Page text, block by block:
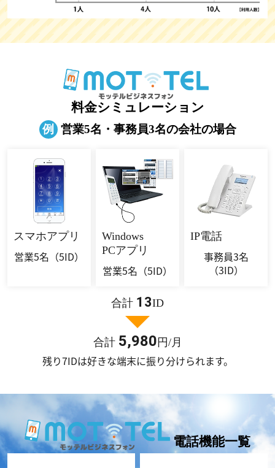
料金シミュレーション
例 営業5名・事務員3名の会社の場合
スマホアプリ
営業5名 （5ID）
Windows
PCアプリ
営業5名 （5ID）
IP電話
事務員3名
（3ID）
合計 13ID
合計 5,980 円/月
残り7IDは好きな端末に振り分けられます。
電話機能一覧